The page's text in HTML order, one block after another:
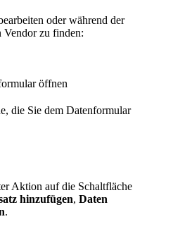
oder während der
Vendor zu finden:
öffnen
die Sie dem Datenformular
Aktion auf die Schaltfläche
hinzufügen, Daten
.